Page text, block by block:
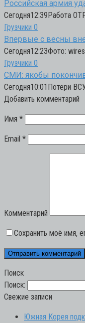
Российская армия
Сегодня12:39Работа
Грузчики 0
Впервые с весны
Сегодня12:23Фото:
Грузчики 0
СМИ: якобы
Сегодня10:01Потери
Добавить комментарий
Имя *
Email *
Комментарий
Сохранить моё имя,
Поиск
Поиск:
Свежие записи
Южная Корея